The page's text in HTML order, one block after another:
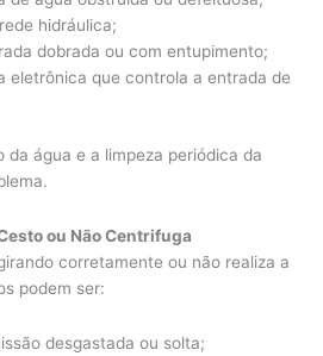
hidráulica;
dobrada ou com entupimento;
eletrônica que controla a entrada de
da água e a limpeza periódica da
ou Não Centrifuga
corretamente ou não realiza a
podem ser:
desgastada ou solta;